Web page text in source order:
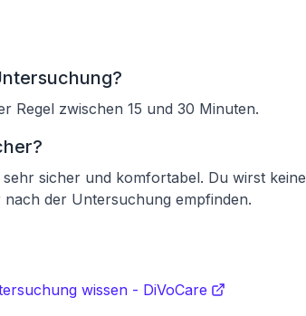
Regel zwischen 15 und 30 Minuten.
sicher und komfortabel. Du wirst keine
der Untersuchung empfinden.
wissen - DiVoCare